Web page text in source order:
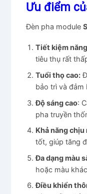
Ưu điểm
Đèn pha module
Tiết kiệm
tiêu thụ rất
Tuổi thọ cao:
bảo trì và đảm
Độ sáng cao:
pha truyền
Khả năng
tốt, giúp tăng
Đa dạng màu
hoặc màu
Điều khiển